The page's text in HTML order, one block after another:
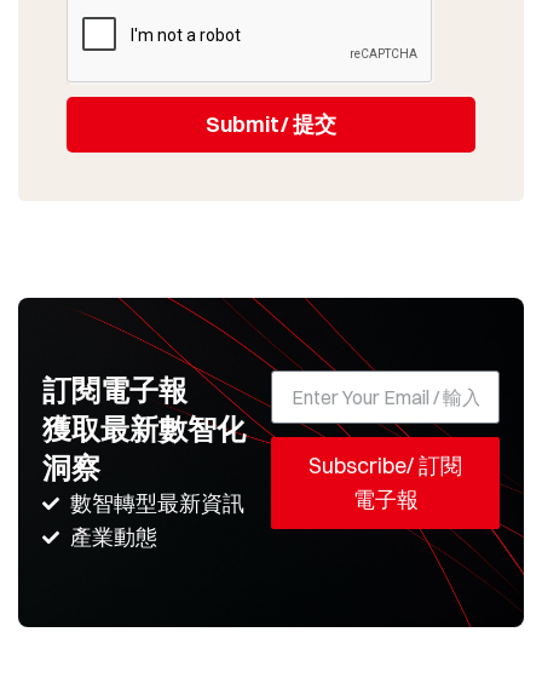
Submit/ 提交
訂閱電子報
獲取最新數智化
洞察
數智轉型最新資訊
產業動態
Subscribe/ 訂閱
電子報